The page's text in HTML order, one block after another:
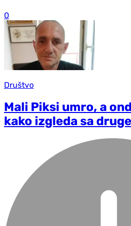
0
Društvo
Mali Piksi umro, a
kako izgleda sa